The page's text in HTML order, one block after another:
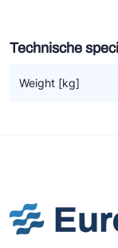
Doucette
Technische
Weight [kg]